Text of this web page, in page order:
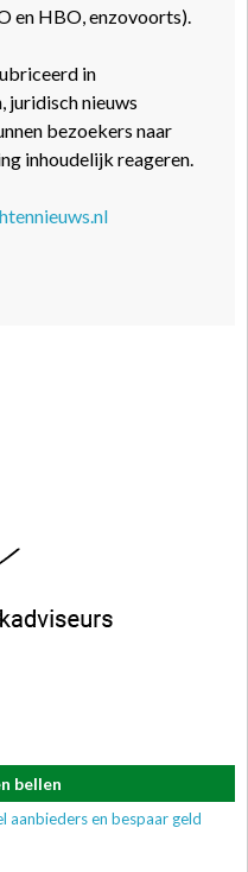
en HBO, enzovoorts).
in
juridisch nieuws
bezoekers naar
inhoudelijk reageren.
bellen
aanbieders en bespaar geld